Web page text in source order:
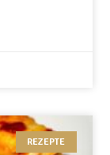
REZEPTE